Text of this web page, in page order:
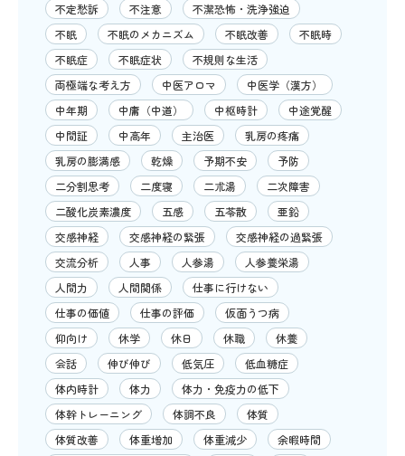
不定愁訴
不注意
不潔恐怖・洗浄強迫
不眠
不眠のメカニズム 不眠改善
不眠時
不眠症
不眠症状
不規則な生活
両極端な考え方
中医アロマ
中医学（漢方）
中年期
中庸（中道） 中枢時計
中途覚醒
中間証
中高年 主治医
乳房の疼痛
乳房の膨満感
乾燥 予期不安
予防
二分割思考
二度寝 二朮湯
二次障害
二酸化炭素濃度
五感 五苓散
亜鉛
交感神経
交感神経の緊張
交感神経の過緊張
交流分析
人事 人参湯
人参養栄湯
人間力
人間関係
仕事に行けない
仕事の価値
仕事の評価
仮面うつ病
仰向け
休学 休日 休職
休養
会話
伸び伸び 低気圧
低血糖症
体内時計
体力
体力・免疫力の低下
体幹トレーニング
体調不良
体質
体質改善
体重増加 体重減少
余暇時間